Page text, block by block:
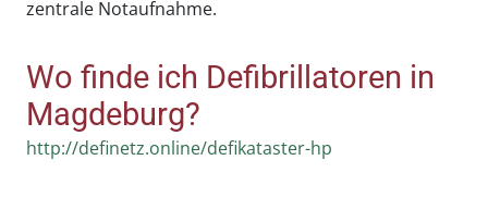
zentrale Notaufnahme.
Wo finde ich Defibrillatoren in
Magdeburg?
http://definetz.online/defikataster-hp